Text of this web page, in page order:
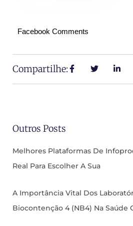
Facebook Comments
Compartilhe:
Outros Posts
Melhores Plataformas De
Real Para Escolher A Sua
A Importância Vital Dos
Biocontenção 4 (NB4) Na Saúde